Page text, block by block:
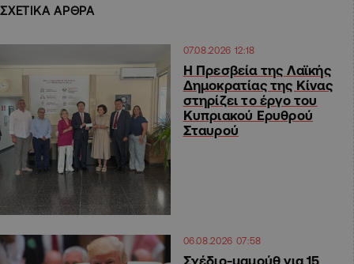
ΣΧΕΤΙΚΑ ΑΡΘΡΑ
07.08.2026 12:18
Η Πρεσβεία της Λαϊκής
Δημοκρατίας της Κίνας
στηρίζει το έργο του
Κυπριακού Ερυθρού
Σταυρού
06.08.2026 07:58
Σχέδιο-μαμούθ για 15